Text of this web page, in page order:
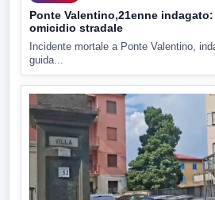
Ponte Valentino,21enne
omicidio stradale
Incidente mortale a Ponte Valentino,
guida...